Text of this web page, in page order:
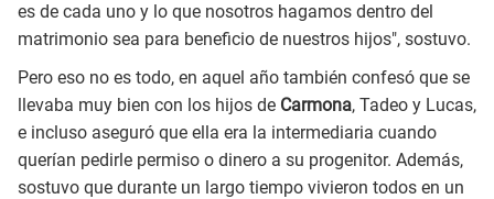
es de cada uno y lo que nosotros hagamos dentro del
matrimonio sea para beneficio de nuestros hijos", sostuvo.
Pero eso no es todo, en aquel año también confesó que se
llevaba muy bien con los hijos de Carmona, Tadeo y Lucas,
e incluso aseguró que ella era la intermediaria cuando
querían pedirle permiso o dinero a su progenitor. Además,
sostuvo que durante un largo tiempo vivieron todos en un